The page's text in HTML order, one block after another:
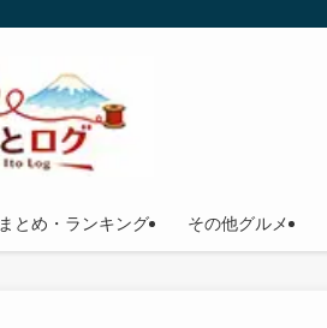
まとめ・ランキング その他グルメ